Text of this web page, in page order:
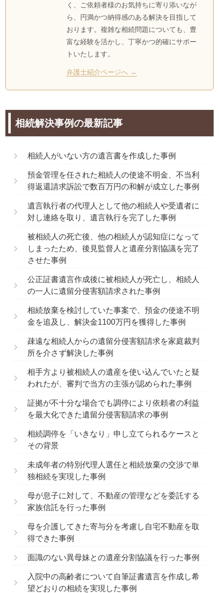
く、ご依頼者様のお気持ちに寄り添いなが
ら、円満かつ納得感のある解決を目指して
おります。複雑な相続問題についても、豊
富な経験を活かし、丁寧かつ的確にサポー
トいたします。
弁護士紹介ページへ →
相続解決事例の最新記事
相続人がいない方の遺言書を作成した事例
預金管理を任された相続人の使途不明金、不当利
得返還請求訴訟で数百万円の和解が成立した事例
遺言執行者の代理人として他の相続人や受遺者に
対し連絡を取り、遺言執行を完了した事例
被相続人の死亡後、他の相続人が認知症になって
しまったため、後見監督人と遺産分割協議を完了
させた事例
公正証書遺言作成後に被相続人が死亡し、相続人
の一人に遺留分侵害額請求された事例
相続放棄を検討していた事案で、預金の使途不明
金を追及し、解決金1100万円を獲得した事例
疎遠な相続人からの遺留分侵害額請求を家庭裁判
所を介さず解決した事例
相手方より被相続人の遺産を使い込んでいたと疑
われたが、審判で当方の主張が認められた事例
証拠が不十分な場合でも調停により依頼者の利益
を最大化できた遺留分侵害額請求の事例
相続調停を「いきなり」申し立てられるケースと
その背景
未成年者の特別代理人選任と相続放棄の交渉で単
独相続を実現した事例
母が息子に対して、不動産の管理などを委託する
家族信託を行った事例
母を介護してきた寄与分を考慮し自宅不動産を取
得できた事例
面識のない異母妹との遺産分割協議を行った事例
入院中の高齢者について自筆証書遺言を作成し希
望どおりの相続を実現した事例